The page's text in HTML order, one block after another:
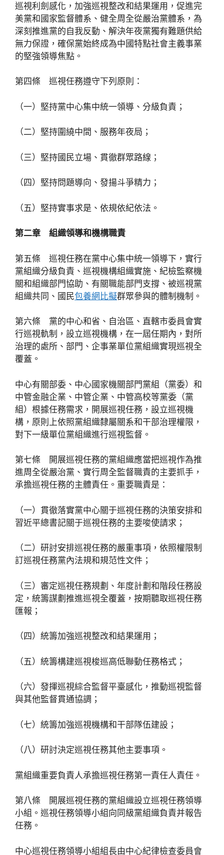
巡視利劍感化，加強巡視整改和結果運用，促進完
美黨和國家監督體系、健全周全從嚴治黨體系，為
深刻推進黨的自我反動、解決年夜黨獨有難題供給
無力保證，確保黨始終成為中國特點社會主義事業
的堅強領導焦點。
第四條 巡視任務遵守下列原則：
（一）堅持黨中心集中統一領導、分級負責；
（二）堅持圍繞中間、服務年夜局；
（三）堅持國民立場、貫徹群眾路線；
（四）堅持問題導向、發揚斗爭精力；
（五）堅持實事求是、依規依紀依法。
第二章 組織領導和機構職責
第五條 巡視任務在黨中心集中統一領導下，實行
黨組織分級負責、巡視機構組織實施、紀檢監察機
關和組織部門協助、有關職能部門支撐、被巡視黨
組織共同、國民包養網比擬群眾參與的體制機制。
第六條 黨的中心和省、自治區、直轄市委員會實
行巡視軌制，設立巡視機構，在一屆任期內，對所
治理的處所、部門、企事業單位黨組織實現巡視全
覆蓋。
中心有關部委、中心國家機關部門黨組（黨委）和
中管金融企業、中管企業、中管高校等黨委（黨
組）根據任務需求，開展巡視任務，設立巡視機
構，原則上依照黨組織隸屬關系和干部治理權限，
對下一級單位黨組織進行巡視監督。
第七條 開展巡視任務的黨組織應當把巡視作為推
進周全從嚴治黨、實行周全監督職責的主要抓手，
承擔巡視任務的主體責任。重要職責是：
（一）貫徹落實黨中心關于巡視任務的決策安排和
習近平總書記關于巡視任務的主要唆使請求；
（二）研討安排巡視任務的嚴重事項，依照權限制
訂巡視任務黨內法規和規范性文件；
（三）審定巡視任務規劃、年度計劃和階段任務設
定，統籌謀劃推進巡視全覆蓋，按期聽取巡視任務
匯報；
（四）統籌加強巡視整改和結果運用；
（五）統籌構建巡視梭巡高低聯動任務格式；
（六）發揮巡視綜合監督平臺感化，推動巡視監督
與其他監督貫通協調；
（七）統籌加強巡視機構和干部隊伍建設；
（八）研討決定巡視任務其他主要事項。
黨組織重要負責人承擔巡視任務第一責任人責任。
第八條 開展巡視任務的黨組織設立巡視任務領導
小組。巡視任務領導小組向同級黨組織負責并報告
任務。
中心巡視任務領導小組組長由中心紀律檢查委員會